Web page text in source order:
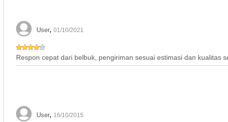
User, 01/10/2021
Respon cepat dari belbuk, pengiriman sesuai estimasi dan kualitas
User, 16/10/2015